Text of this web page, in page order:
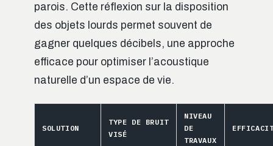
parois. Cette réflexion sur la disposition
des objets lourds permet souvent de
gagner quelques décibels, une approche
efficace pour optimiser l’acoustique
naturelle d’un espace de vie.
SOLUTION
TYPE DE BRUIT
VISÉ
NIVEAU
DE
TRAVAUX